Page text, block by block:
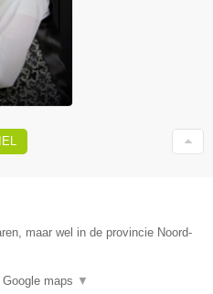
maar wel in de provincie Noord-
Google maps ▼